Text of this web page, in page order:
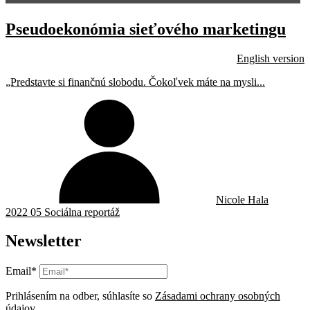
Pseudoekonómia sieťového marketingu
English version
„Predstavte si finančnú slobodu. Čokoľvek máte na mysli...
Nicole Hala
2022 05 Sociálna reportáž
Newsletter
Email*
Prihlásením na odber, súhlasíte so Zásadami ochrany osobných